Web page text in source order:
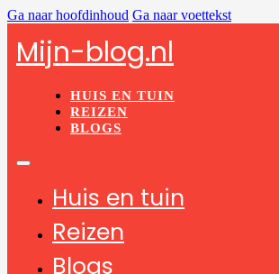
Ga naar hoofdinhoud Ga naar voettekst
Mijn-blog.nl
HUIS EN TUIN
REIZEN
BLOGS
Huis en tuin
Reizen
Blogs